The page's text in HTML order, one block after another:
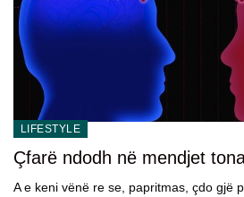
LIFESTYLE
Çfarë ndodh në mendjet
dashuri dhe pse është kaq e
A e keni vënë re se, papritmas, çdo gjë